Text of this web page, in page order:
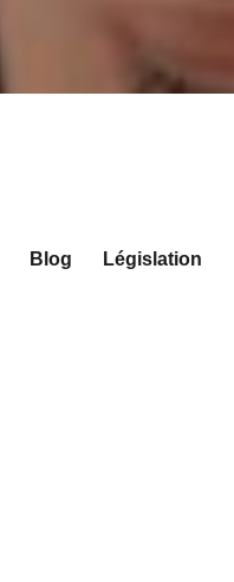
Blog Législation